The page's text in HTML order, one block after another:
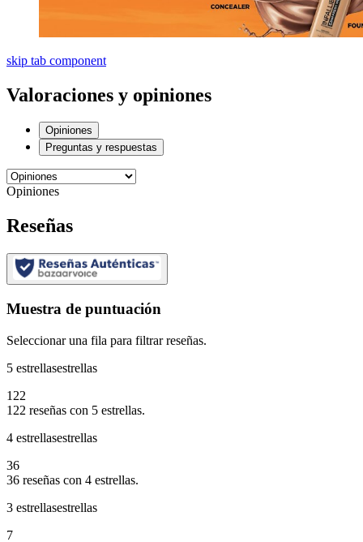
skip tab component
Valoraciones y opiniones
Opiniones
Preguntas y respuestas
Opiniones
Reseñas
Muestra de puntuación
Seleccionar una fila para filtrar reseñas.
5 estrellasestrellas
122
122 reseñas con 5 estrellas.
4 estrellasestrellas
36
36 reseñas con 4 estrellas.
3 estrellasestrellas
7